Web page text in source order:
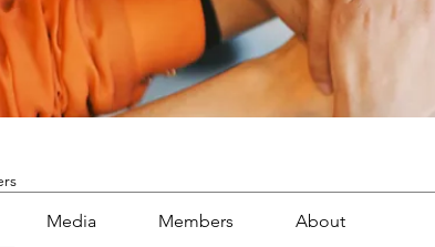
Media Members About